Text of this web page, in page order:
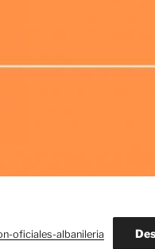
oficiales-albanileria